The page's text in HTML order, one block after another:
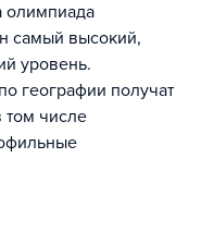
олимпиада
самый высокий,
уровень.
географии получат
том числе